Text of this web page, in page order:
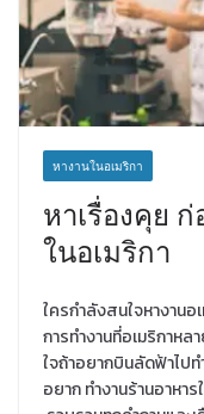
หางานในอเมริกา
หาเรื่องคุย
ในอเมริกา
ใครกำลังสนใจหางานอ
การทำงานที่อเมริกาห
ใจถ้าอยากบินลัดฟ้าไป
อยาก ทำงานร้านอาหาร